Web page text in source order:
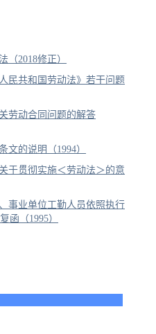
（2018修正）
民共和国劳动法》若干问题
劳动合同问题的解答
文的说明（1994）
于贯彻实施＜劳动法＞的意
事业单位工勤人员依照执行
函（1995）